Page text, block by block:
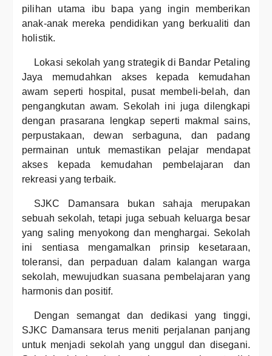
pilihan utama ibu bapa yang ingin memberikan
anak-anak mereka pendidikan yang berkualiti dan
holistik.
Lokasi sekolah yang strategik di Bandar Petaling
Jaya memudahkan akses kepada kemudahan
awam seperti hospital, pusat membeli-belah, dan
pengangkutan awam. Sekolah ini juga dilengkapi
dengan prasarana lengkap seperti makmal sains,
perpustakaan, dewan serbaguna, dan padang
permainan untuk memastikan pelajar mendapat
akses kepada kemudahan pembelajaran dan
rekreasi yang terbaik.
SJKC Damansara bukan sahaja merupakan
sebuah sekolah, tetapi juga sebuah keluarga besar
yang saling menyokong dan menghargai. Sekolah
ini sentiasa mengamalkan prinsip kesetaraan,
toleransi, dan perpaduan dalam kalangan warga
sekolah, mewujudkan suasana pembelajaran yang
harmonis dan positif.
Dengan semangat dan dedikasi yang tinggi,
SJKC Damansara terus meniti perjalanan panjang
untuk menjadi sekolah yang unggul dan disegani.